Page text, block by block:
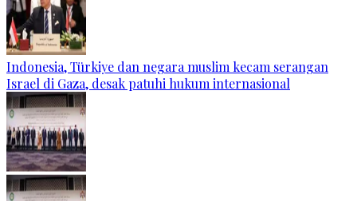
Indonesia, Türkiye dan negara muslim kecam serangan
Israel di Gaza, desak patuhi hukum internasional